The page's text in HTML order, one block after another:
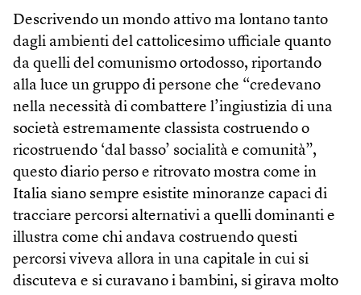
Descrivendo un mondo attivo ma lontano tanto
dagli ambienti del cattolicesimo ufficiale quanto
da quelli del comunismo ortodosso, riportando
alla luce un gruppo di persone che “credevano
nella necessità di combattere l’ingiustizia di una
società estremamente classista costruendo o
ricostruendo ‘dal basso’ socialità e comunità”,
questo diario perso e ritrovato mostra come in
Italia siano sempre esistite minoranze capaci di
tracciare percorsi alternativi a quelli dominanti e
illustra come chi andava costruendo questi
percorsi viveva allora in una capitale in cui si
discuteva e si curavano i bambini, si girava molto